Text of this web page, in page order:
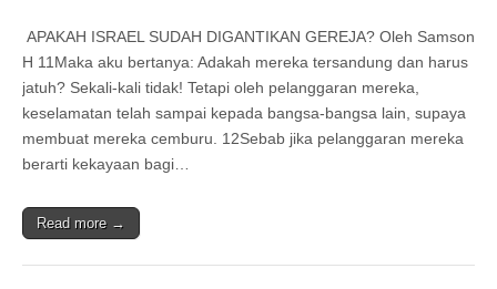
APAKAH ISRAEL SUDAH DIGANTIKAN GEREJA? Oleh Samson
H 11Maka aku bertanya: Adakah mereka tersandung dan harus
jatuh? Sekali-kali tidak! Tetapi oleh pelanggaran mereka,
keselamatan telah sampai kepada bangsa-bangsa lain, supaya
membuat mereka cemburu. 12Sebab jika pelanggaran mereka
berarti kekayaan bagi…
Read more →